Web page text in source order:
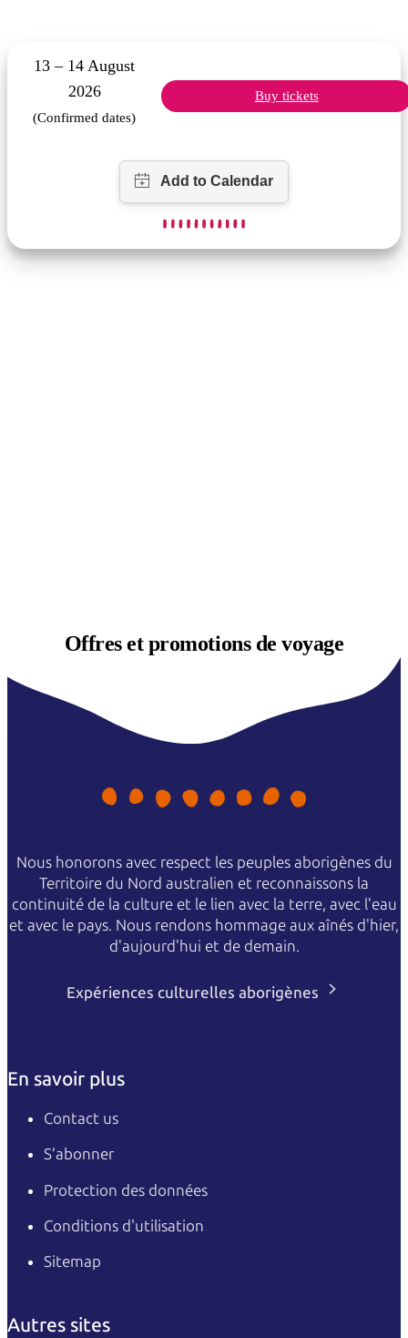
13 – 14 August
2026
(Confirmed dates)
Buy tickets
Offres etpromotions de voyage
Nous honorons avec respect les peuples aborigènes du
Territoire du Nord australien et reconnaissons la
continuité de la culture et le lien avec la terre, avec l'eau
et avec le pays. Nous rendons hommage aux aînés d'hier,
d'aujourd'hui et de demain.
Expériences culturelles aborigènes
En savoir plus
Contact us
S’abonner
Protection des données
Conditions d'utilisation
Sitemap
Autres sites